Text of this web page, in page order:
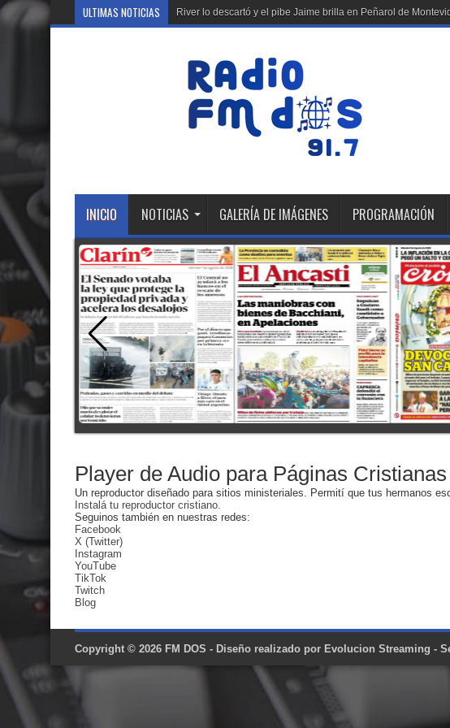
ULTIMAS NOTICIAS River lo descartó y el pibe Jaime brilla en Peñarol de
INICIO NOTICIAS GALERÍA DE IMÁGENES PROGRAMACIÓN
Player de Audio para Páginas
Un reproductor diseñado para sitios ministeriales. Permití que tus hermanos
Instalá tu reproductor cristiano.
Seguinos también en nuestras redes:
Facebook
X (Twitter)
Instagram
YouTube
TikTok
Twitch
Blog
Copyright © 2026 FM DOS - Diseño realizado por Evolucion Streaming -